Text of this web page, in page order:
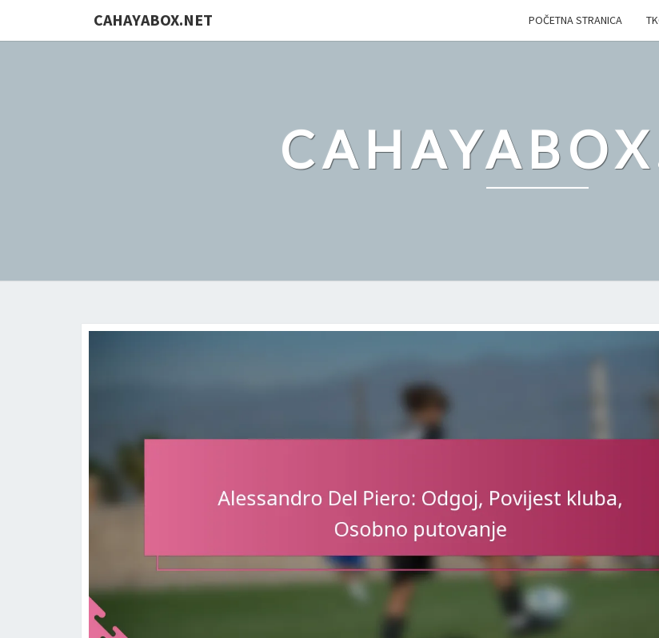
CAHAYABOX.NET POČETNA STRANICA